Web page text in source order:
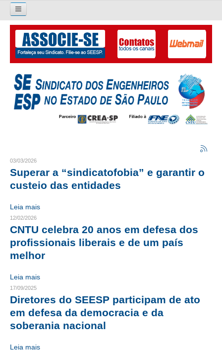
Pesquisar...
O SINDICATO
APRESENTAÇÃO
PALAVRA DO PRESIDENTE
LIVRO GESTÃO 2026-2029
SUBSEDES SINDICAIS
ORGANOGRAMA
CRESCE BRASIL
CONSELHO TECNOLÓGICO
HISTÓRICO E ATUAÇÃO
COMPOSIÇÃO
CONSELHOS ASSESSORES
03/03/2026
Superar a “sindicatofobia” e garantir o
custeio das entidades
Leia mais
12/02/2026
CNTU celebra 20 anos em defesa dos
profissionais liberais e de um país
melhor
Leia mais
17/09/2025
Diretores do SEESP participam de ato
em defesa da democracia e da
soberania nacional
Leia mais